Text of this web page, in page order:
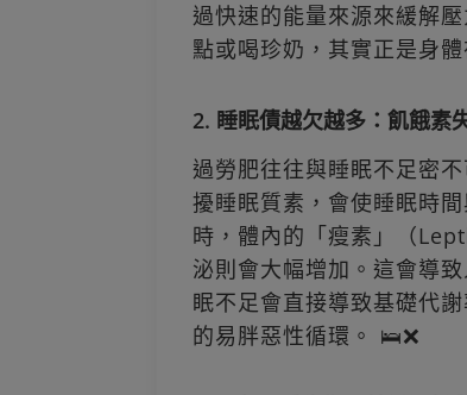
過快速的能量來源來緩解
點或喝珍奶，其實正是身
2. 睡眠債越欠越多：飢餓素
過勞肥往往與睡眠不足密
擾睡眠質素，會使睡眠時
時，體內的「瘦素」（
泌則會大幅增加。這會導
眠不足會直接導致基礎代
的易胖惡性循環。 🛌❌